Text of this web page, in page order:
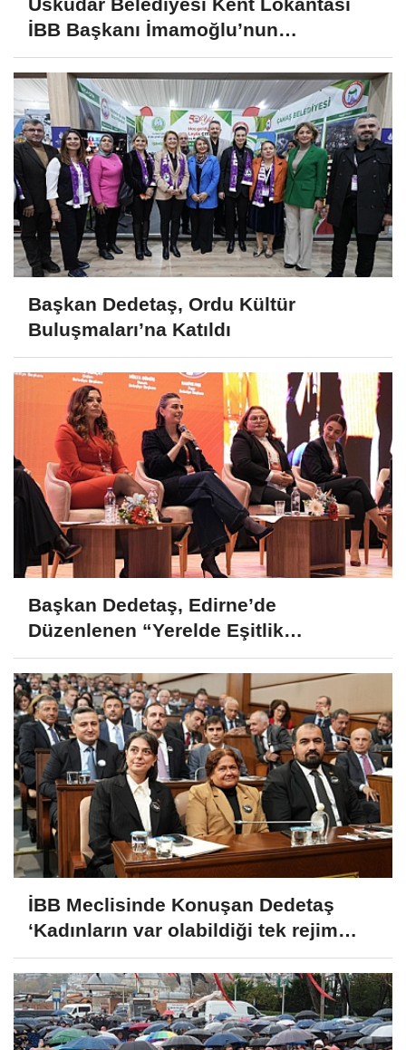
İBB Başkanı İmamoğlu’nun
Katılımıyla Açıldı
Başkan Dedetaş, Ordu Kültür
Buluşmaları’na Katıldı
Başkan Dedetaş, Edirne’de
Düzenlenen “Yerelde Eşitlik
Çalıştayı”na Katıldı
İBB Meclisinde Konuşan Dedetaş
‘Kadınların var olabildiği tek rejim
Cumhuriyet’